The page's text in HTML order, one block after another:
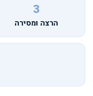
3
הרצה ומסירה